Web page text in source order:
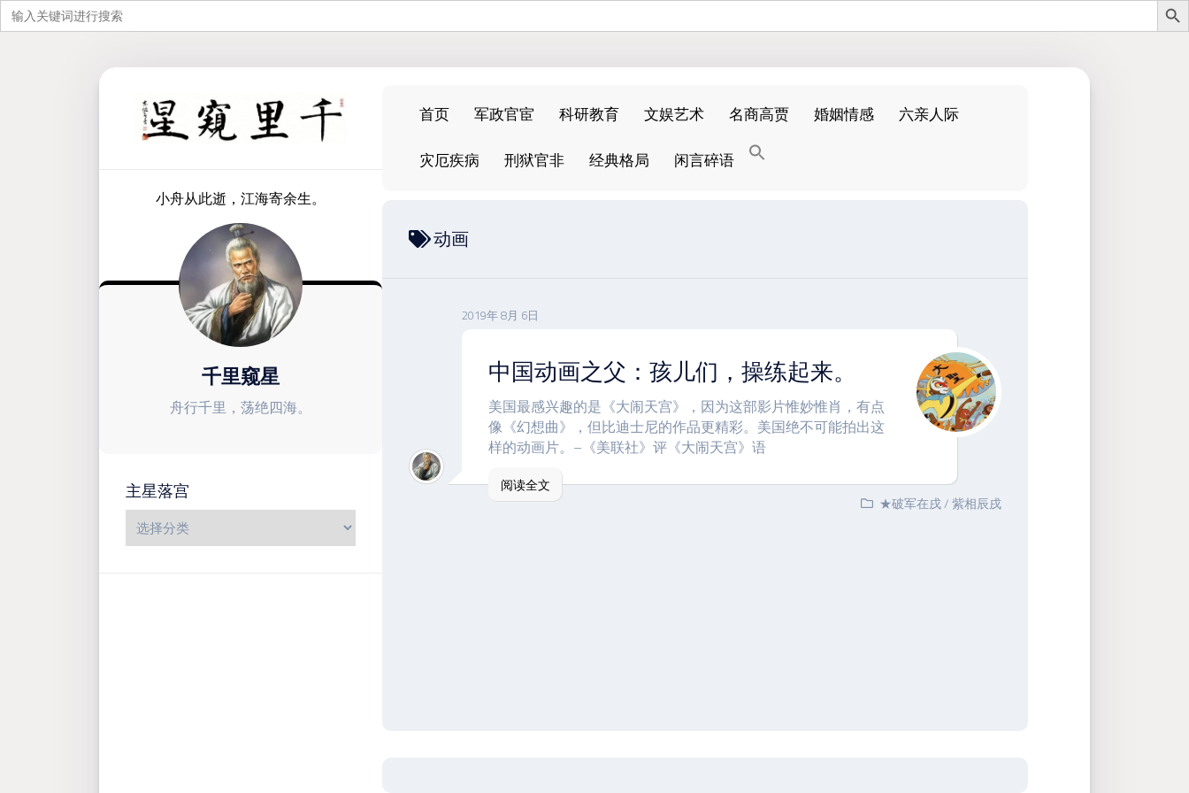
搜
索：
小舟从此逝，江海寄余生。
千里窥星
舟行千里，荡绝四海。
主星落宫
首页 军政官宦 科研教育 文娱艺术 名商高贾 婚姻情感
六亲人际
灾厄疾病
刑狱官非 经典格局 闲言碎语
动画
2019年 8月 6日
中国动画之父：孩儿们，操练起来。
美国最感兴趣的是《大闹天宫》，因为这部影片惟妙惟肖，有点
像《幻想曲》，但比迪士尼的作品更精彩。美国绝不可能拍出这
样的动画片。–《美联社》评《大闹天宫》语
阅读全文
★破军在戌/紫相辰戌